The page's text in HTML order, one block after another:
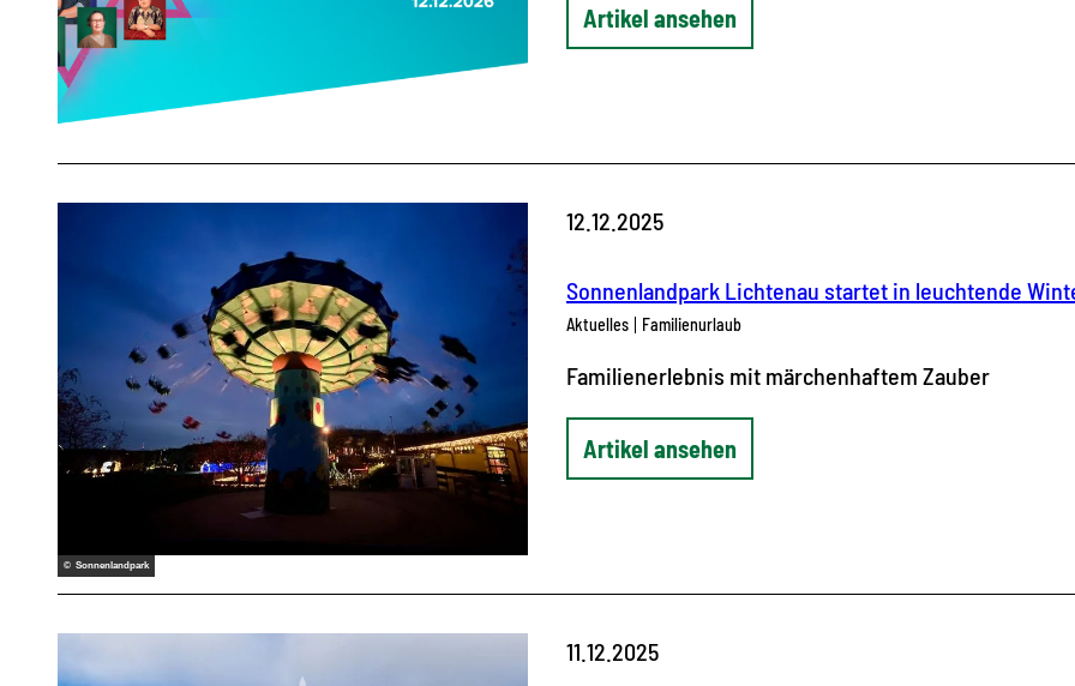
Artikel ansehen
© Sonnenlandpark
12.12.2025
Sonnenlandpark Lichtenau startet in leuchtende
Aktuelles Familienurlaub
Familienerlebnis mit märchenhaftem Zauber
Artikel ansehen
11.12.2025